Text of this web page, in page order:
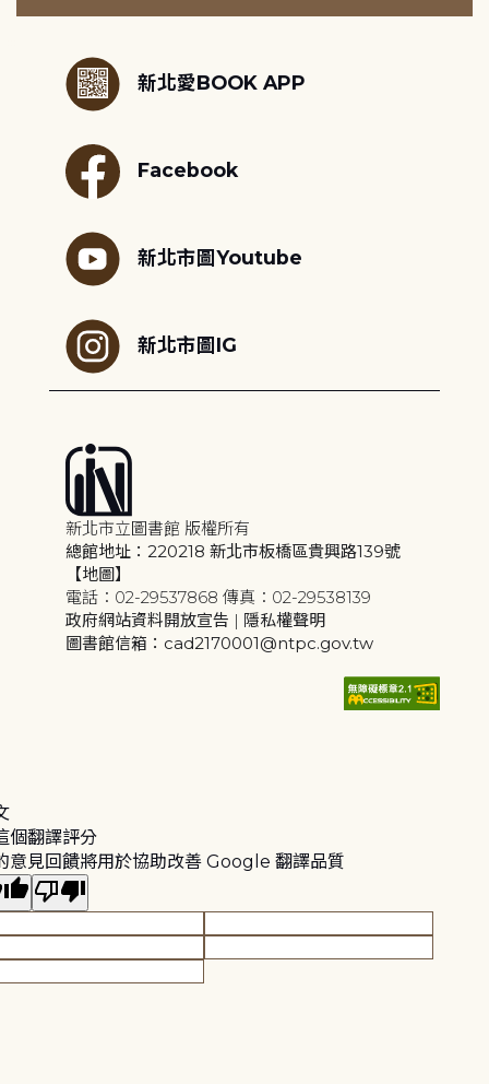
新北愛BOOK APP
Facebook
新北市圖Youtube
新北市圖IG
新北市立圖書館 版權所有
總館地址：220218 新北市板橋區貴興路139號
【地圖】
電話：02-29537868 傳真：02-29538139
政府網站資料開放宣告 | 隱私權聲明
圖書館信箱：cad2170001@ntpc.gov.tw
個翻譯評分
意見回饋將用於協助改善 Google 翻譯品質